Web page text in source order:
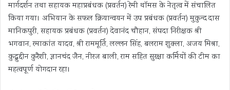
मार्गदर्शन तथा सहायक महाप्रबंधक (प्रवर्तन) रेमी थॉमस के नेतृत्व में संचालित
किया गया। अभियान के सफल क्रियान्वयन में उप प्रबंधक (प्रवर्तन) मुकुन्द दास
मानिकपुरी, सहायक प्रबंधक (प्रवर्तन) देवानंद चौहान, संपदा निरीक्षक श्री
भगवान, रमाकांत यादव, श्री राममूर्ति, लल्लन सिंह, बलराम शुक्ला, अजय मिश्रा,
कुद्बुद्दीन कुरैशी, ज्ञानचंद जैन, नीरज बाली, राम सहित सुरक्षा कर्मियों की टीम का
महत्वपूर्ण योगदान रहा।